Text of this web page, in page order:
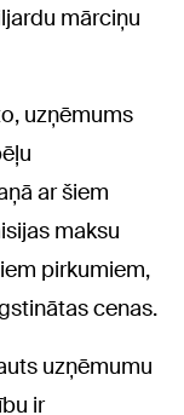
mārciņu
uzņēmums
ar šiem
maksu
pirkumiem,
cenas.
uzņēmumu
ir